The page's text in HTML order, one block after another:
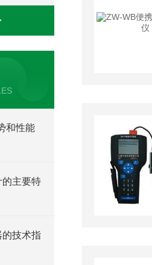
和性能
的主要特
技术指